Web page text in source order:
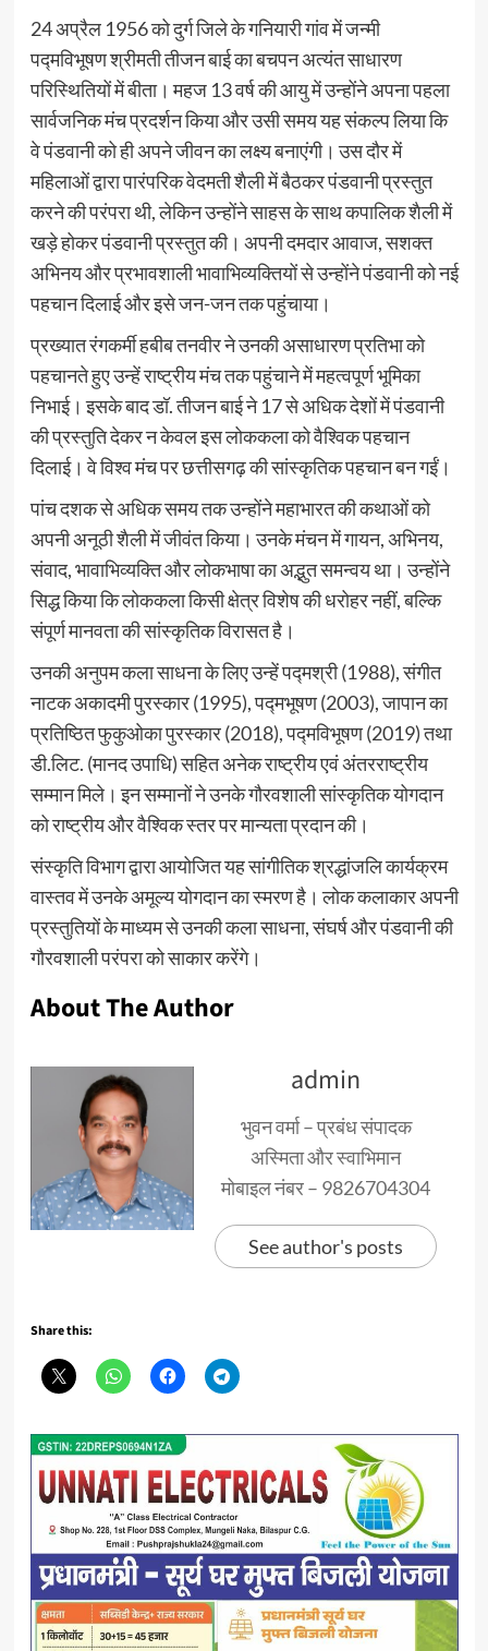
24 अप्रैल 1956 को दुर्ग जिले के गनियारी गांव में जन्मी
पद्मविभूषण श्रीमती तीजन बाई का बचपन अत्यंत साधारण
परिस्थितियों में बीता। महज 13 वर्ष की आयु में उन्होंने अपना पहला
सार्वजनिक मंच प्रदर्शन किया और उसी समय यह संकल्प लिया कि
वे पंडवानी को ही अपने जीवन का लक्ष्य बनाएंगी। उस दौर में
महिलाओं द्वारा पारंपरिक वेदमती शैली में बैठकर पंडवानी प्रस्तुत
करने की परंपरा थी, लेकिन उन्होंने साहस के साथ कपालिक शैली में
खड़े होकर पंडवानी प्रस्तुत की। अपनी दमदार आवाज, सशक्त
अभिनय और प्रभावशाली भावाभिव्यक्तियों से उन्होंने पंडवानी को नई
पहचान दिलाई और इसे जन-जन तक पहुंचाया।
प्रख्यात रंगकर्मी हबीब तनवीर ने उनकी असाधारण प्रतिभा को
पहचानते हुए उन्हें राष्ट्रीय मंच तक पहुंचाने में महत्वपूर्ण भूमिका
निभाई। इसके बाद डॉ. तीजन बाई ने 17 से अधिक देशों में पंडवानी
की प्रस्तुति देकर न केवल इस लोककला को वैश्विक पहचान
दिलाई। वे विश्व मंच पर छत्तीसगढ़ की सांस्कृतिक पहचान बन गईं।
पांच दशक से अधिक समय तक उन्होंने महाभारत की कथाओं को
अपनी अनूठी शैली में जीवंत किया। उनके मंचन में गायन, अभिनय,
संवाद, भावाभिव्यक्ति और लोकभाषा का अद्भुत समन्वय था। उन्होंने
सिद्ध किया कि लोककला किसी क्षेत्र विशेष की धरोहर नहीं, बल्कि
संपूर्ण मानवता की सांस्कृतिक विरासत है।
उनकी अनुपम कला साधना के लिए उन्हें पद्मश्री (1988), संगीत
नाटक अकादमी पुरस्कार (1995), पद्मभूषण (2003), जापान का
प्रतिष्ठित फुकुओका पुरस्कार (2018), पद्मविभूषण (2019) तथा
डी.लिट. (मानद उपाधि) सहित अनेक राष्ट्रीय एवं अंतरराष्ट्रीय
सम्मान मिले। इन सम्मानों ने उनके गौरवशाली सांस्कृतिक योगदान
को राष्ट्रीय और वैश्विक स्तर पर मान्यता प्रदान की।
संस्कृति विभाग द्वारा आयोजित यह सांगीतिक श्रद्धांजलि कार्यक्रम
वास्तव में उनके अमूल्य योगदान का स्मरण है। लोक कलाकार अपनी
प्रस्तुतियों के माध्यम से उनकी कला साधना, संघर्ष और पंडवानी की
गौरवशाली परंपरा को साकार करेंगे।
About The Author
admin
भुवन वर्मा – प्रबंध संपादक
अस्मिता और स्वाभिमान
मोबाइल नंबर – 9826704304
See author's posts
Share this: